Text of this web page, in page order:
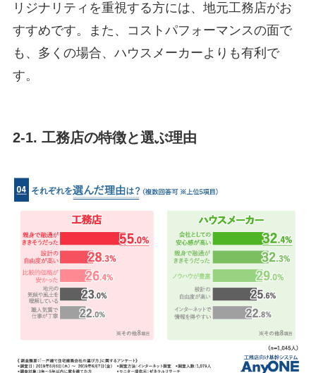
リジナリティを重視する方には、地元工務店がお
すすめです。また、コストパフォーマンスの面で
も、多くの場合、ハウスメーカーよりも有利で
す。
2-1. 工務店の特徴と選ぶ理由